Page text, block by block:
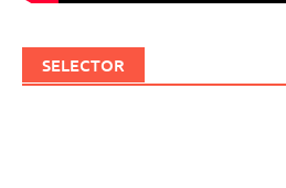
SELECTOR